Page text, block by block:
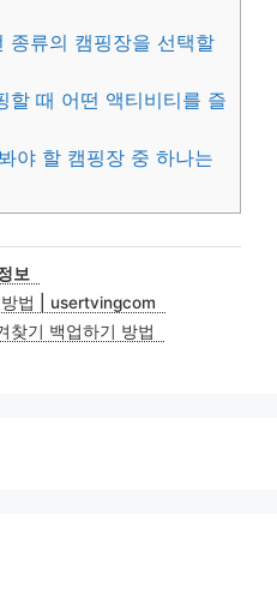
종류의 캠핑장을 선택할
할 때 어떤 액티비티를 즐
야 할 캠핑장 중 하나는
보
법 | usertvingcom
찾기 백업하기 방법